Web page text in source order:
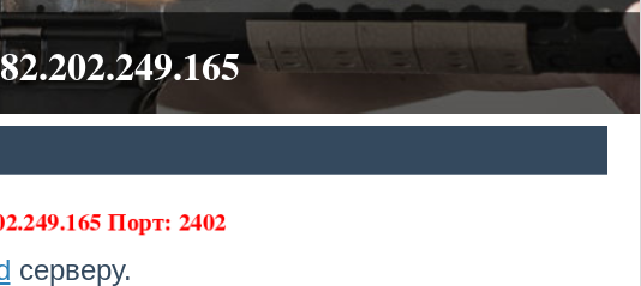
Порт: 2402
серверу.